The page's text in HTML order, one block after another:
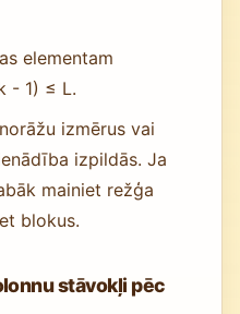
elementam
- 1) ≤ L.
izmērus vai
izpildās. Ja
mainiet režģa
blokus.
stāvokļi pēc